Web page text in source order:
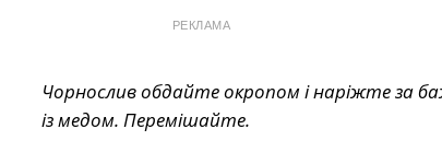
РЕКЛАМА
Чорнослив обдайте окропом і наріжте за
із медом. Перемішайте.